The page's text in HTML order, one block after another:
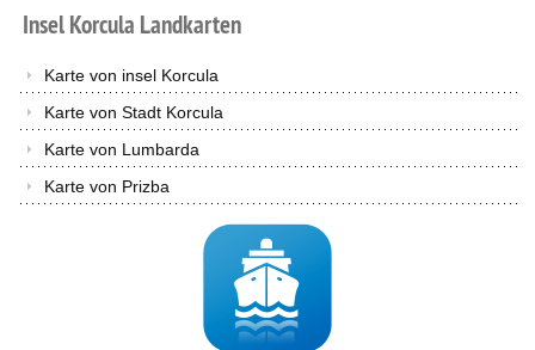
InselKorcula Landkarten
Karte von insel Korcula
Karte von Stadt Korcula
Karte von Lumbarda
Karte von Prizba